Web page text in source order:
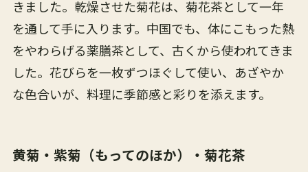
きました。乾燥させた菊花は、菊花茶として一年
を通して手に入ります。中国でも、体にこもった熱
をやわらげる薬膳茶として、古くから使われてきま
した。花びらを一枚ずつほぐして使い、あざやか
な色合いが、料理に季節感と彩りを添えます。
黄菊・紫菊（もってのほか）・菊花茶